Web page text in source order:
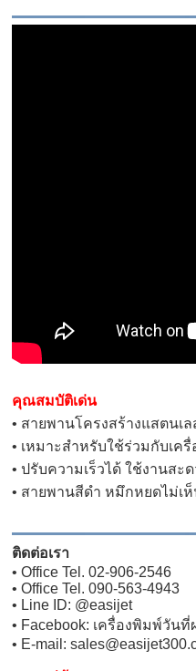
คุณสมบัติเด่น
• สายพานโครงสร้างแสตนเ
• เหมาะสำหรับใช้ร่วมกับเค
• ปรับความเร็วได้ ใช้งานสะ
• สายพานสีดำ หมึกหยดไม่เ
ติดต่อเรา
• Office Tel. 02-906-2546
• Office Tel. 090-563-4943
• Line ID: @easijet
• Facebook: เครื่องพิมพ์วันที่
• E-mail: